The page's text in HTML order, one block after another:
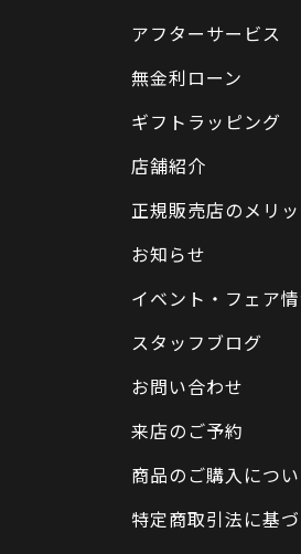
アフターサービス
無金利ローン
ギフトラッピング
店舗紹介
正規販売店のメリ
お知らせ
イベント・フェア
スタッフブログ
お問い合わせ
来店のご予約
商品のご購入につ
特定商取引法に基